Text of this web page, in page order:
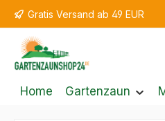
Hauptinhalt springen
Zur Suche springen
Zur Hauptnavigation
Gratis Versand ab 49 EUR
Home Gartenzaun